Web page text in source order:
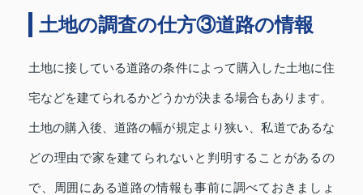
土地の調査の仕方③道路の情報
土地に接している道路の条件によって購入した土地に住
宅などを建てられるかどうかが決まる場合もあります。
土地の購入後、道路の幅が規定より狭い、私道であるな
どの理由で家を建てられないと判明することがあるの
で、周囲にある道路の情報も事前に調べておきましょ